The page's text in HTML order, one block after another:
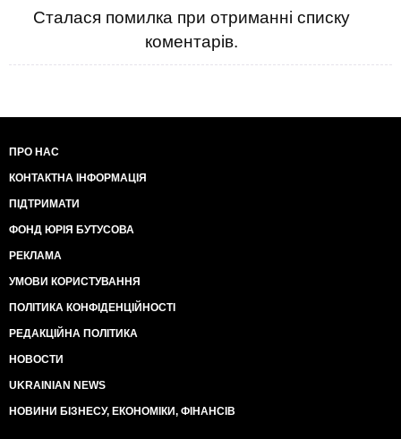
Сталася помилка при отриманні списку
коментарів.
ПРО НАС
КОНТАКТНА ІНФОРМАЦІЯ
ПІДТРИМАТИ
ФОНД ЮРІЯ БУТУСОВА
РЕКЛАМА
УМОВИ КОРИСТУВАННЯ
ПОЛІТИКА КОНФІДЕНЦІЙНОСТІ
РЕДАКЦІЙНА ПОЛІТИКА
НОВОСТИ
UKRAINIAN NEWS
НОВИНИ БІЗНЕСУ, ЕКОНОМІКИ, ФІНАНСІВ